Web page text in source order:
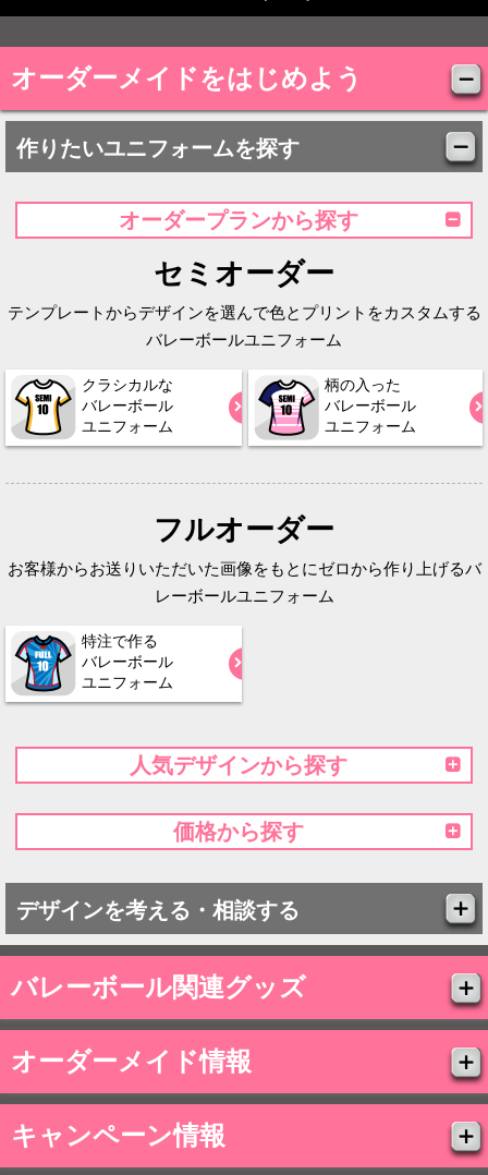
オーダーメイドをはじめよう
作りたいユニフォームを探す
オーダープランから探す
セミオーダー
テンプレートからデザインを選んで色とプリントをカスタムする
バレーボールユニフォーム
クラシカルな
バレーボール
ユニフォーム
柄の入った
バレーボール
ユニフォーム
フルオーダー
お客様からお送りいただいた画像をもとにゼロから作り上げるバ
レーボールユニフォーム
特注で作る
バレーボール
ユニフォーム
人気デザインから探す
価格から探す
デザインを考える・相談する
バレーボール関連グッズ
オーダーメイド情報
キャンペーン情報